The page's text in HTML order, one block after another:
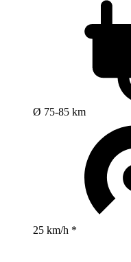
Ø 75-85 km
25 km/h *